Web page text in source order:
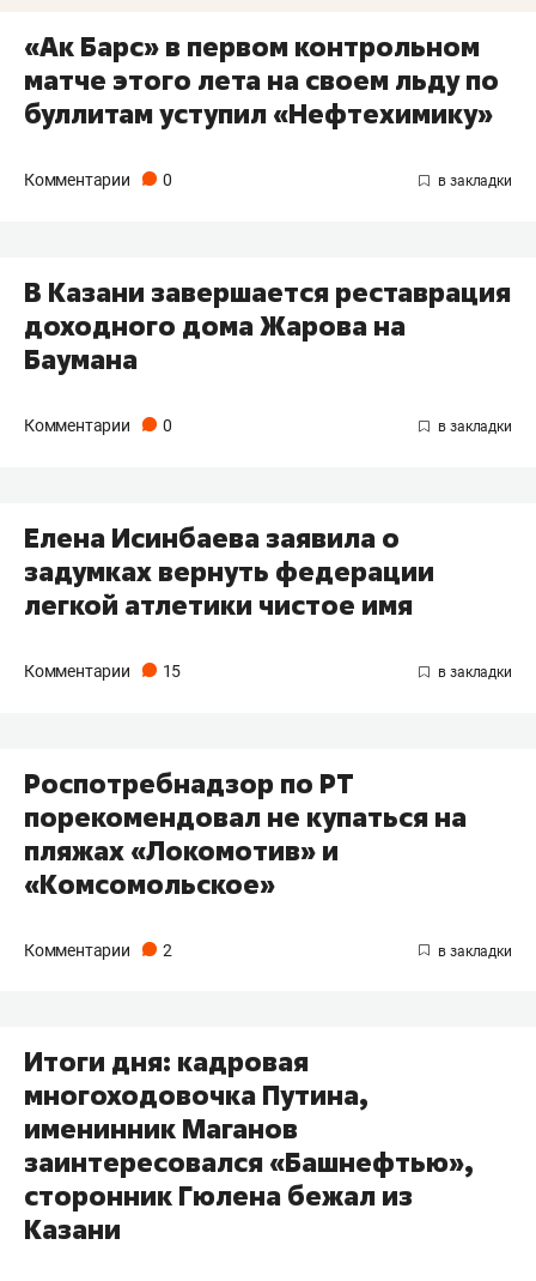
«Ак Барс» в первом контрольном
матче этого лета на своем льду по
буллитам уступил «Нефтехимику»
Комментарии 0
​В Казани завершается реставрация
доходного дома Жарова на
Баумана
Комментарии 0
Елена Исинбаева заявила о
задумках вернуть федерации
легкой атлетики чистое имя
Комментарии 15
Роспотребнадзор по РТ
порекомендовал не купаться на
пляжах «Локомотив» и
«Комсомольское»
Комментарии 2
​Итоги дня: кадровая
многоходовочка Путина,
именинник Маганов
заинтересовался «Башнефтью»,
сторонник Гюлена бежал из
Казани